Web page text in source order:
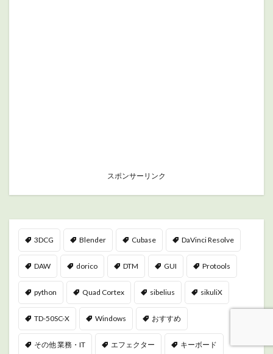
スポンサーリンク
3DCG Blender Cubase DaVinci Resolve
DAW dorico DTM GUI Protools
python Quad Cortex sibelius sikuliX
TD-50SC-X Windows おすすめ
その他 業務・IT エフェクター キーボード